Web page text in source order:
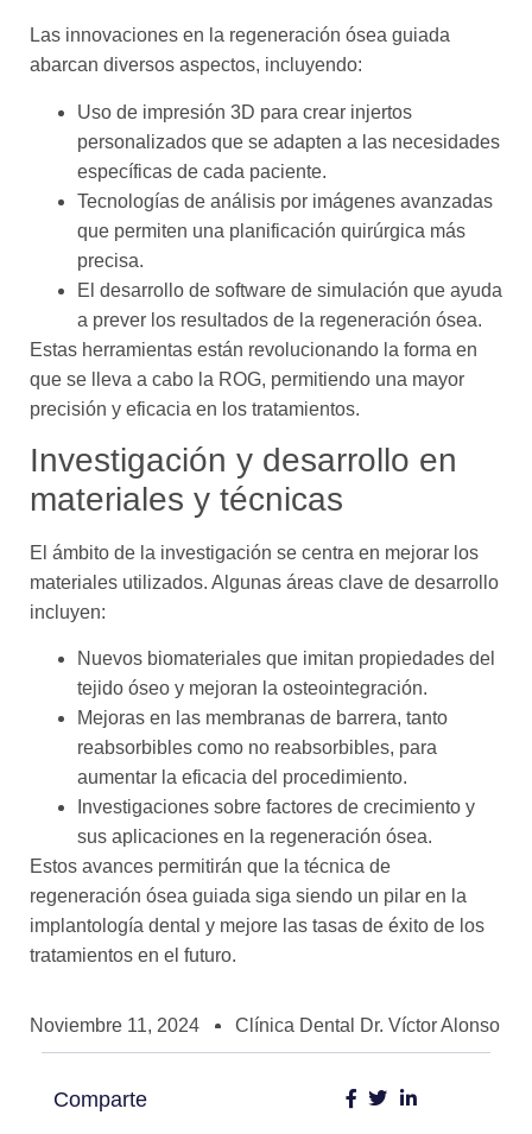
Las innovaciones en la regeneración ósea guiada
abarcan diversos aspectos, incluyendo:
Uso de impresión 3D para crear injertos
personalizados que se adapten a las necesidades
específicas de cada paciente.
Tecnologías de análisis por imágenes avanzadas
que permiten una planificación quirúrgica más
precisa.
El desarrollo de software de simulación que ayuda
a prever los resultados de la regeneración ósea.
Estas herramientas están revolucionando la forma en
que se lleva a cabo la ROG, permitiendo una mayor
precisión y eficacia en los tratamientos.
Investigación y desarrollo en
materiales y técnicas
El ámbito de la investigación se centra en mejorar los
materiales utilizados. Algunas áreas clave de desarrollo
incluyen:
Nuevos biomateriales que imitan propiedades del
tejido óseo y mejoran la osteointegración.
Mejoras en las membranas de barrera, tanto
reabsorbibles como no reabsorbibles, para
aumentar la eficacia del procedimiento.
Investigaciones sobre factores de crecimiento y
sus aplicaciones en la regeneración ósea.
Estos avances permitirán que la técnica de
regeneración ósea guiada siga siendo un pilar en la
implantología dental y mejore las tasas de éxito de los
tratamientos en el futuro.
Noviembre 11, 2024 Clínica Dental Dr. Víctor Alonso
Comparte